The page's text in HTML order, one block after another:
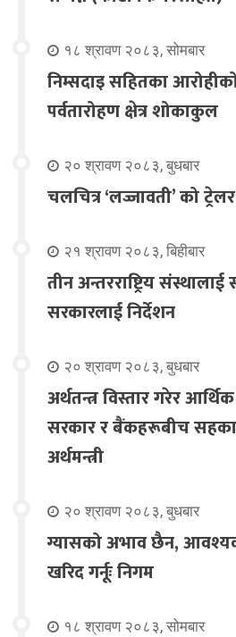
१८ श्रावण २०८३, सोमबार
निम्सदाइ सहितका
पर्वतारोहण क्षेत्र शोकाकुल
२० श्रावण २०८३, बुधबार
चलचित्र ‘लज्जावती’ को
२१ श्रावण २०८३, बिहीबार
तीन अन्तरराष्ट्रिय संस्थालाई
सरकारलाई निर्देशन
२० श्रावण २०८३, बुधबार
अर्थतन्त्र विस्तार गरेर
सरकार र बैंकहरूबीच
अर्थमन्त्री
२० श्रावण २०८३, बुधबार
ग्यासको अभाव छैन,
खरिद गर्नूः निगम
१८ श्रावण २०८३, सोमबार